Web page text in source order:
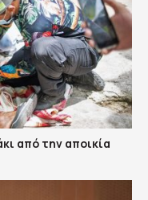
από την αποικία